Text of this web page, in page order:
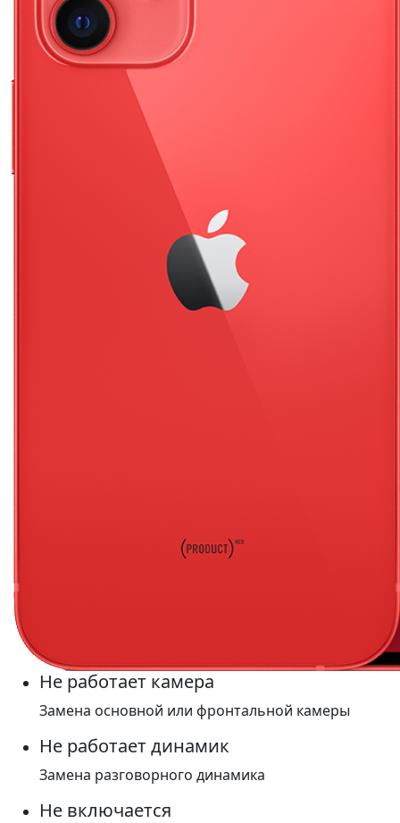
Не работает камера
Замена основной или фронтальной камеры
Не работает динамик
Замена разговорного динамика
Не включается